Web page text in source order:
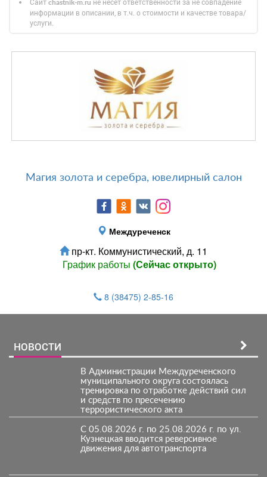
chastnik-m.ru
информации в описании, в т.ч. о стоимости и качестве товара/
услуги.
Магия золота и серебра, ювелирный салон
Междуреченск
пр-кт. Коммунистический, д. 11
График работы (Сейчас открыто)
8 (38475) 2-85-16
НОВОСТИ
В Администрации Междуреченского
муниципального округа состоялась
тренировка по отработке действий сил
и средств по пресечению
террористического акта
С 05.08.2026 г. по 25.08.2026 г. по ул.
Кузнецкая вводится реверсивное
движения для автотранспорта